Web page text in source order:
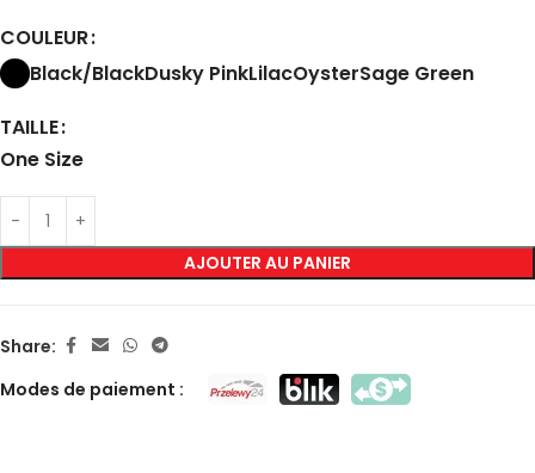
COULEUR
Black/BlackDusky PinkLilacOysterSage Green
TAILLE
One Size
AJOUTER AU PANIER
Share:
Modes de paiement :